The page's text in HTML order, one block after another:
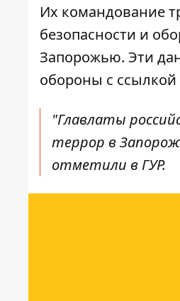
Их командование
безопасности и
Запорожью. Эти
обороны с
"Главлаты
террор в
отметили в ГУР.